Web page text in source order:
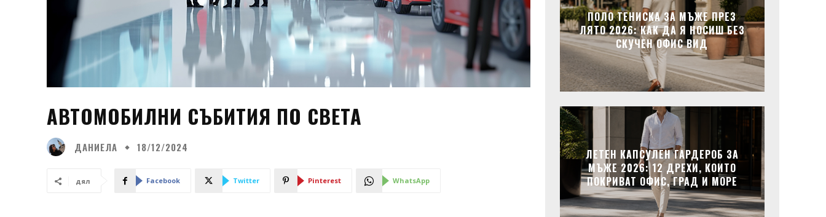
АВТОМОБИЛНИ СЪБИТИЯ ПО СВЕТА
ДАНИЕЛА 18/12/2024
дял Facebook Twitter Pinterest WhatsApp
ПОЛО ТЕНИСКА ЗА МЪЖЕ ПРЕЗ
ЛЯТО 2026: КАК ДА Я НОСИШ БЕЗ
СКУЧЕН ОФИС ВИД
ЛЕТЕН КАПСУЛЕН ГАРДЕРОБ ЗА
МЪЖЕ 2026: 12 ДРЕХИ, КОИТО
ПОКРИВАТ ОФИС, ГРАД И МОРЕ